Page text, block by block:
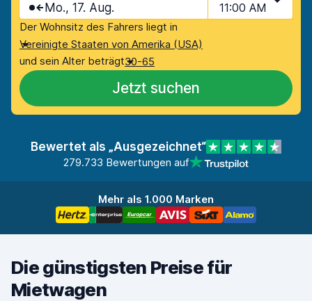
Mo., 17. Aug. 11:00 AM
Der Wohnsitz des Fahrers liegt in
Vereinigte Staaten von Amerika (USA)
und sein Alter beträgt30-65
Jetzt suchen
Bewertet als „Ausgezeichnet“
279.733 Bewertungen auf
Mehr als 1.000 Marken
Die günstigsten Preise für
Mietwagen